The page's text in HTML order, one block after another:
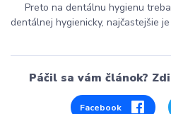
Preto na dentálnu hygienu
dentálnej hygienicky, najčastejšie
Páčil sa vám článok?
Facebook